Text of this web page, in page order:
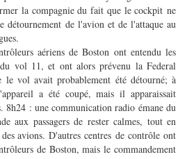
la compagnie du fait que le cockpit ne
détournement de l'avion et de l'attaque au
aériens de Boston ont entendu les
vol 11, et ont alors prévenu la Federal
vol avait probablement été détourné; à
a été coupé, mais il apparaissait
8h24 : une communication radio émane du
aux passagers de rester calmes, tout en
avions. D'autres centres de contrôle ont
de Boston, mais le commandement